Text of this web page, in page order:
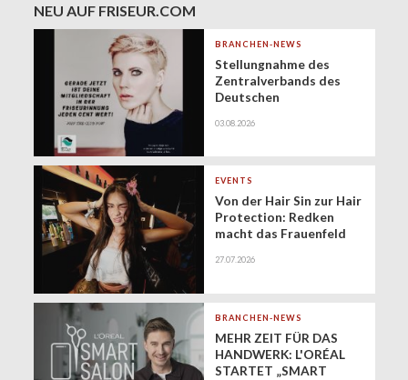
NEU AUF FRISEUR.COM
BRANCHEN-NEWS
Stellungnahme des
Zentralverbands des
Deutschen
Zukunft der
(Minijobs)
03.08.2026
EVENTS
Von der Hair Sin zur Hair
Protection: Redken
macht das Frauenfeld
gesundes Haar
27.07.2026
BRANCHEN-NEWS
MEHR ZEIT FÜR DAS
HANDWERK: L'ORÉAL
STARTET „SMART